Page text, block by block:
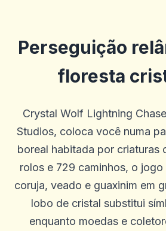
Perseguição
floresta
Crystal Wolf Lightning
Studios, coloca você numa
boreal habitada por criaturas
rolos e 729 caminhos, o jogo
coruja, veado e guaxinim em
lobo de cristal substitui
enquanto moedas e